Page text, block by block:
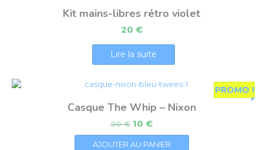
Kit mains-libres rétro violet
20 €
Lire la suite
PROMO !
Casque The Whip – Nixon
20€ 10 €
AJOUTER AU PANIER